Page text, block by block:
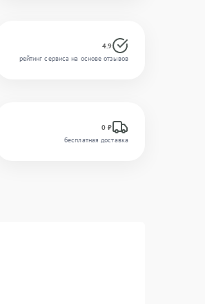
4.9
рейтинг сервиса на основе отзывов
0 ₽
бесплатная доставка